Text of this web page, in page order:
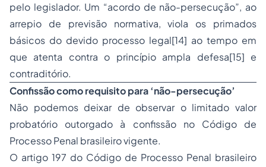
pelo legislador. Um “acordo de não-persecução”, ao
arrepio de previsão normativa, viola os primados
básicos do devido processo legal[14] ao tempo em
que atenta contra o princípio ampla defesa[15] e
contraditório.
Confissão como requisito para ‘não-persecução’
Não podemos deixar de observar o limitado valor
probatório outorgado à confissão no Código de
ProcessoPenal brasileiro vigente.
O artigo 197 do Código de Processo Penal brasileiro